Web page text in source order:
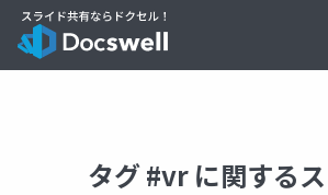
タグ #vr に関する